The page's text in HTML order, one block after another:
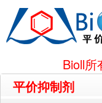
Bioll
平价抑制剂